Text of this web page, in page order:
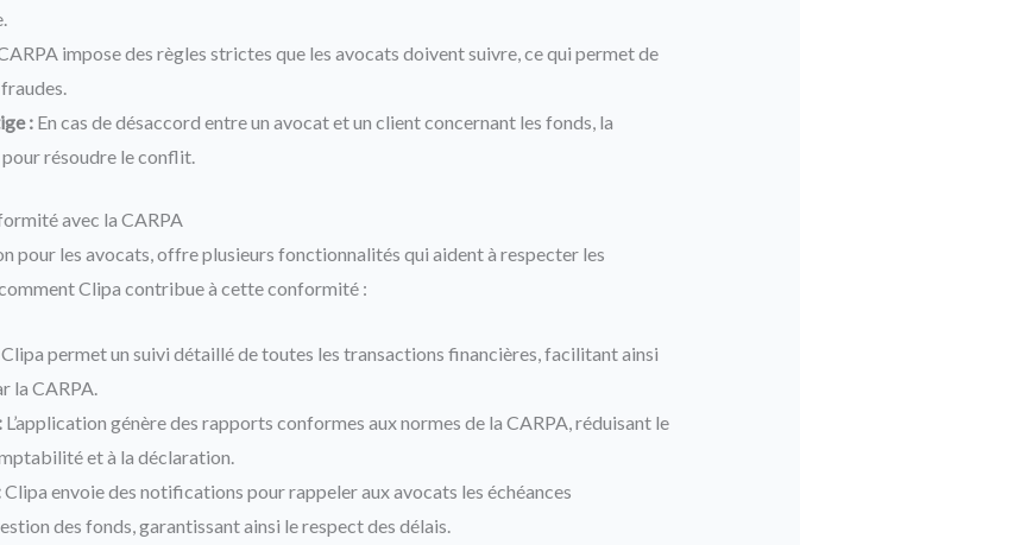
impose des règles strictes que les avocats doivent suivre, ce qui permet de
:En cas de désaccord entre un avocat et un client concernant les fonds, la
résoudre le conflit.
avec la CARPA
pour les avocats, offre plusieurs fonctionnalités qui aident à respecter les
Clipa contribue à cette conformité :
permet un suivi détaillé de toutes les transactions financières, facilitant ainsi
la CARPA.
L’application génère des rapports conformes aux normes de la CARPA, réduisant le
et à la déclaration.
Clipa envoie des notifications pour rappeler aux avocats les échéances
des fonds, garantissant ainsi le respect des délais.